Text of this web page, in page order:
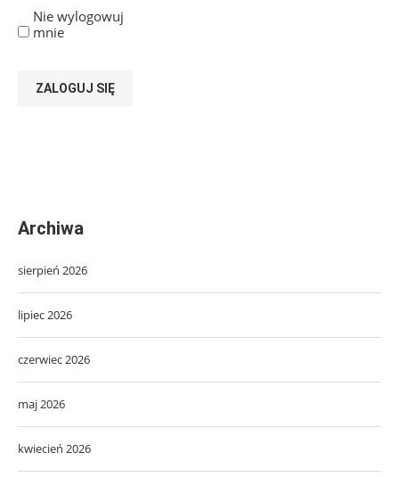
Nie wylogowuj
mnie
ZALOGUJ SIĘ
Archiwa
sierpień 2026
lipiec 2026
czerwiec 2026
maj 2026
kwiecień 2026